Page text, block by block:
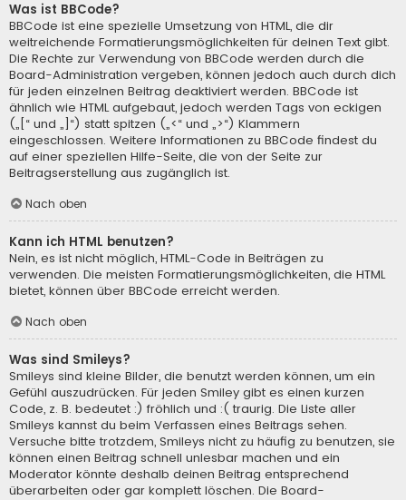
Was ist BBCode?
BBCode ist eine spezielle Umsetzung von HTML, die dir
weitreichende Formatierungsmöglichkeiten für deinen Text gibt.
Die Rechte zur Verwendung von BBCode werden durch die
Board-Administration vergeben, können jedoch auch durch dich
für jeden einzelnen Beitrag deaktiviert werden. BBCode ist
ähnlich wie HTML aufgebaut, jedoch werden Tags von eckigen
(„[“ und „]“) statt spitzen („<“ und „>“) Klammern
eingeschlossen. Weitere Informationen zu BBCode findest du
auf einer speziellen Hilfe-Seite, die von der Seite zur
Beitragserstellung aus zugänglich ist.
Nach oben
Kann ich HTML benutzen?
Nein, es ist nicht möglich, HTML-Code in Beiträgen zu
verwenden. Die meisten Formatierungsmöglichkeiten, die HTML
bietet, können über BBCode erreicht werden.
Nach oben
Was sind Smileys?
Smileys sind kleine Bilder, die benutzt werden können, um ein
Gefühl auszudrücken. Für jeden Smiley gibt es einen kurzen
Code, z. B. bedeutet :) fröhlich und :( traurig. Die Liste aller
Smileys kannst du beim Verfassen eines Beitrags sehen.
Versuche bitte trotzdem, Smileys nicht zu häufig zu benutzen, sie
können einen Beitrag schnell unlesbar machen und ein
Moderator könnte deshalb deinen Beitrag entsprechend
überarbeiten oder gar komplett löschen. Die Board-